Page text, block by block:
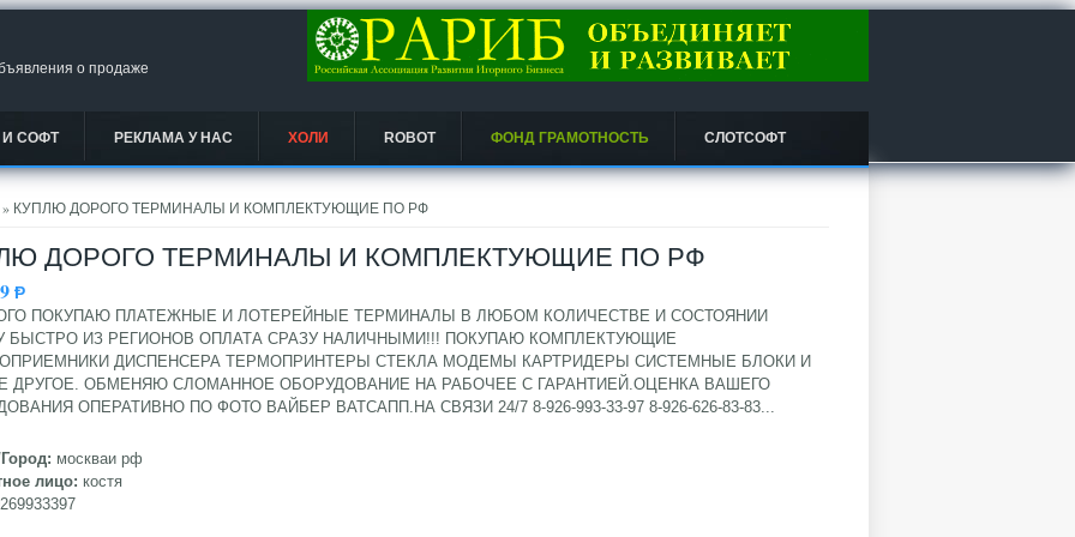
о продаже
СОФТ РЕКЛАМА У НАС ХОЛИ ROBOT ФОНД ГРАМОТНОСТЬ СЛОТСОФТ
» КУПЛЮ ДОРОГО ТЕРМИНАЛЫ И КОМПЛЕКТУЮЩИЕ ПО РФ
ДОРОГО ТЕРМИНАЛЫ И КОМПЛЕКТУЮЩИЕ ПО РФ
Ᵽ
ПОКУПАЮ ПЛАТЕЖНЫЕ И ЛОТЕРЕЙНЫЕ ТЕРМИНАЛЫ В ЛЮБОМ КОЛИЧЕСТВЕ И СОСТОЯНИИ
БЫСТРО ИЗ РЕГИОНОВ ОПЛАТА СРАЗУ НАЛИЧНЫМИ!!! ПОКУПАЮ КОМПЛЕКТУЮЩИЕ
ДИСПЕНСЕРА ТЕРМОПРИНТЕРЫ СТЕКЛА МОДЕМЫ КАРТРИДЕРЫ СИСТЕМНЫЕ БЛОКИ И
ДРУГОЕ. ОБМЕНЯЮ СЛОМАННОЕ ОБОРУДОВАНИЕ НА РАБОЧЕЕ С ГАРАНТИЕЙ.ОЦЕНКА ВАШЕГО
ОПЕРАТИВНО ПО ФОТО ВАЙБЕР ВАТСАПП.НА СВЯЗИ 24/7 8-926-993-33-97 8-926-626-83-83...
москваи рф
лицо: костя